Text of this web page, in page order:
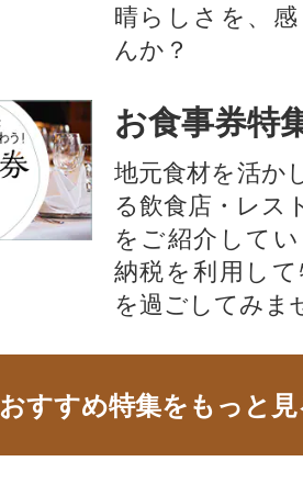
晴らしさを、
んか？
お食事券特
地元食材を活か
る飲食店・レス
をご紹介して
納税を利用し
を過ごしてみま
おすすめ特集をもっと